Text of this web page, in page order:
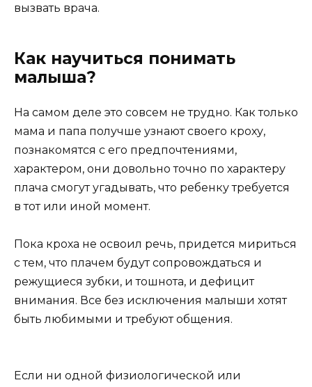
вызвать врача.
Как научиться понимать
малыша?
На самом деле это совсем не трудно. Как только
мама и папа получше узнают своего кроху,
познакомятся с его предпочтениями,
характером, они довольно точно по характеру
плача смогут угадывать, что ребенку требуется
в тот или иной момент.
Пока кроха не освоил речь, придется мириться
с тем, что плачем будут сопровождаться и
режущиеся зубки, и тошнота, и дефицит
внимания. Все без исключения малыши хотят
быть любимыми и требуют общения.
Если ни одной физиологической или